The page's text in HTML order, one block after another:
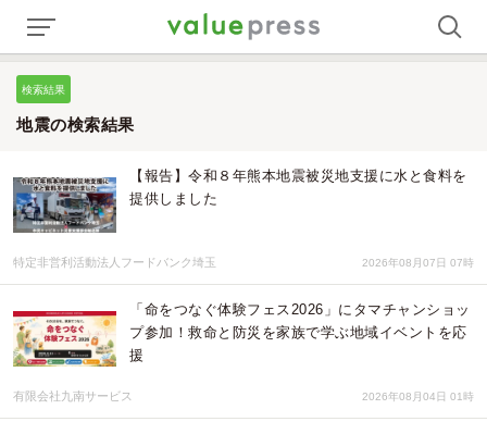
検索結果
地震の検索結果
【報告】令和８年熊本地震被災地支援に水と食料を
提供しました
特定非営利活動法人フードバンク埼玉 2026年08月07日 07時
「命をつなぐ体験フェス2026」にタマチャンショッ
プ参加！救命と防災を家族で学ぶ地域イベントを応
援
有限会社九南サービス 2026年08月04日 01時